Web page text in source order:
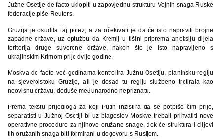
Južne Osetije de facto uklopiti u zapovjednu strukturu Vojnih snaga Ruske
federacije,piše Reuters.
Gruzija je osudila taj potez, a za očekivati je da će isto napraviti brojne
zapadne države, uz optužbu da Kremlj u tišini priprema aneksiju dijela
teritorija druge suverene države, nakon što je isto napravljeno s
ukrajinskim Krimom prije dvije godine.
Moskva de facto već godinama kontrolira Južnu Osetiju, planinsku regiju
na sjeveroistoku Gruzije, ali je dosad tu regiju službeno tretirala kao
neovisnu državu, doduše međunarodno nepriznatu.
Prema tekstu prijedloga za koji Putin inzistira da se potpiše čim prije,
separatisti u Južnoj Osetiji bi uz blagoslov Moskve trebali prihvatiti nove
operativne procedure za njihove oružane snage, dok će struktura i ciljevi
tih oružanih snaga biti formirani u dogovoru s Rusijom.